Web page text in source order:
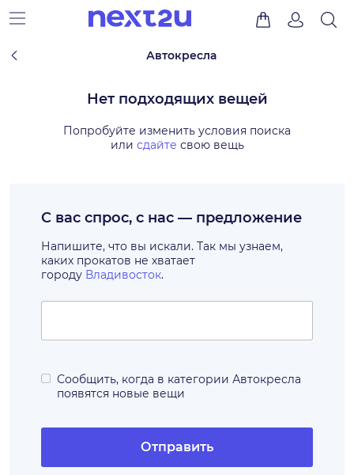
Автокресла
Нет подходящих вещей
Попробуйте изменить условия поиска
или сдайте свою вещь
С вас спрос, с нас — предложение
Напишите, что вы искали. Так мы узнаем,
каких прокатов не хватает
городу Владивосток.
Сообщить, когда в категории Автокресла
появятся новые вещи
Отправить